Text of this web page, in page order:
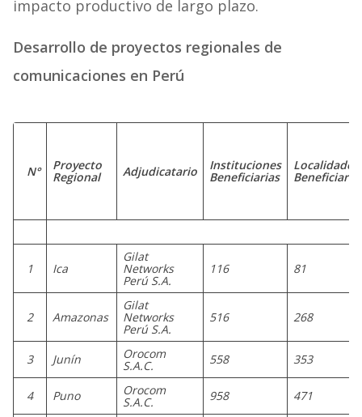
impacto productivo de largo plazo.
Desarrollo de proyectos regionales de
comunicaciones en Perú
N° Proyecto
Regional Adjudicatario Instituciones
Beneficiarias
Localidades
1 Ica
Gilat
Networks
Perú S.A.
116 81
2 Amazonas
Gilat
Networks
Perú S.A.
516 268
3 Junín Orocom
S.A.C. 558 353
4 Puno Orocom
S.A.C. 958 471